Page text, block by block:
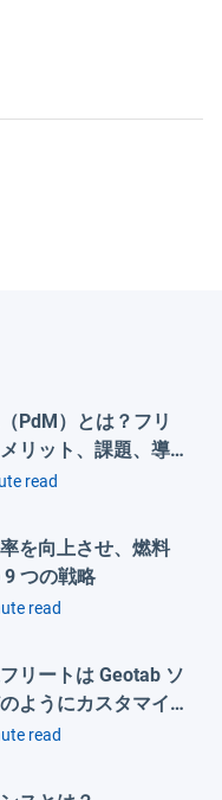
PdM）とは？フリ
リット、課題、導
read
を向上させ、燃料
つの戦略
read
リートは Geotab ソ
ようにカスタマイ
read